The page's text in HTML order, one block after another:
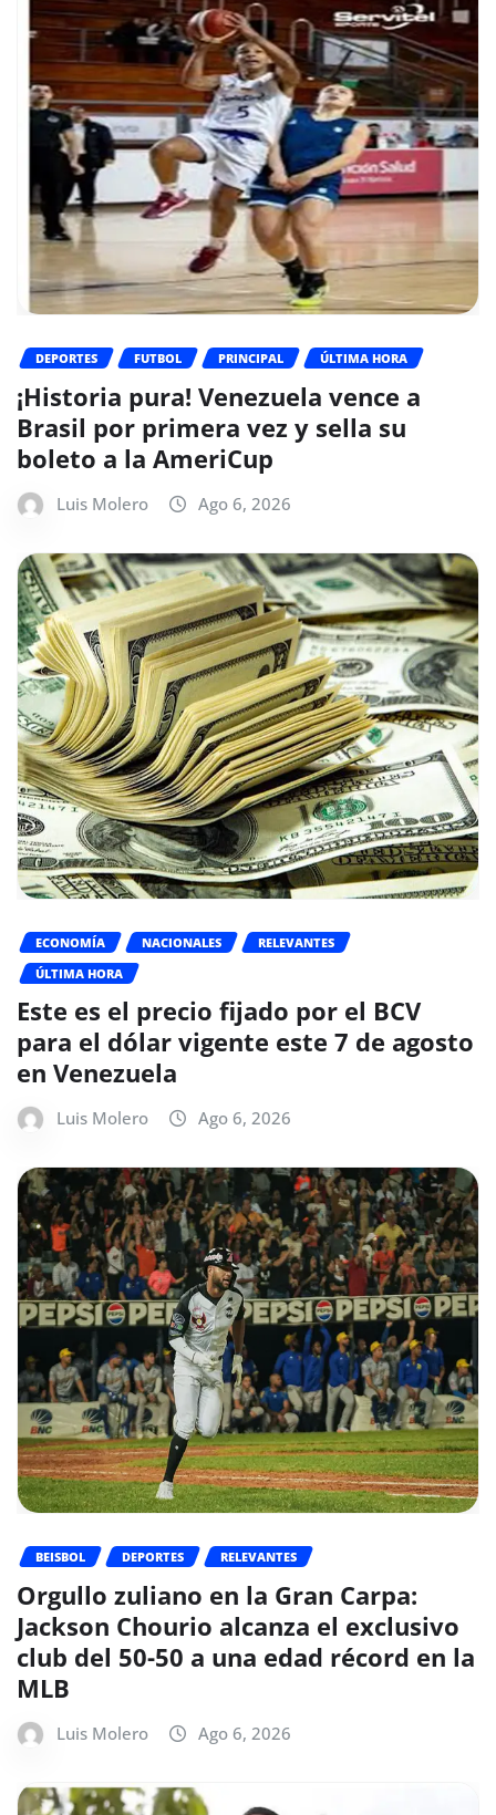
DEPORTES FUTBOL PRINCIPAL ÚLTIMA HORA
¡Historia pura! Venezuela vence a
Brasil por primera vez y sella su
boleto a la AmeriCup
Luis Molero Ago 6, 2026
ECONOMÍA NACIONALES
RELEVANTES
ÚLTIMA HORA
Este es el precio fijado por el BCV
para el dólar vigente este 7 de agosto
en Venezuela
Luis Molero Ago 6, 2026
BEISBOL DEPORTES RELEVANTES
Orgullo zuliano en la Gran Carpa:
Jackson Chourio alcanza el exclusivo
club del 50-50 a una edad récord en la
MLB
Luis Molero Ago 6, 2026